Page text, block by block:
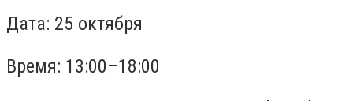
Дата: 25 октября
Время: 13:00–18:00